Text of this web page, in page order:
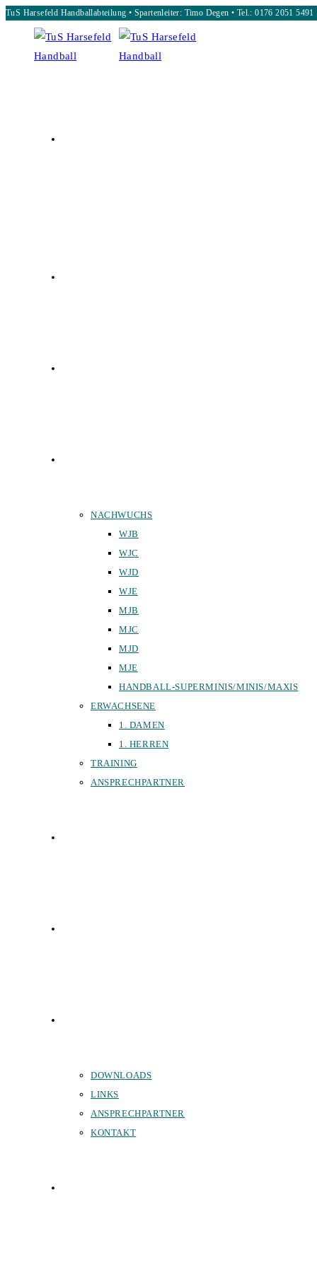
Zum
springen
TuS Harsefeld Handballabteilung • Spartenleiter: Timo Degen • Tel.: 0176 2051 5491
NACHWUCHS
WJB
WJC
WJD
WJE
MJB
MJC
MJD
MJE
HANDBALL-SUPERMINIS/MINIS/MAXIS
ERWACHSENE
1. DAMEN
1. HERREN
TRAINING
ANSPRECHPARTNER
DOWNLOADS
LINKS
ANSPRECHPARTNER
KONTAKT